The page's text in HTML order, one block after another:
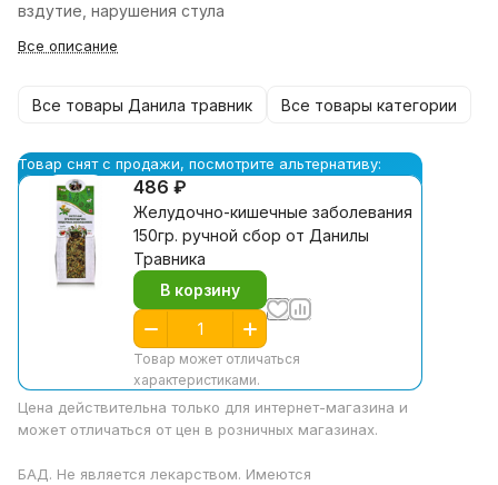
вздутие, нарушения стула
Все описание
Все товары Данила травник Все товары категории
Товар снят с продажи, посмотрите альтернативу:
486 ₽
Желудочно-кишечные заболевания
150гр. ручной сбор от Данилы
Травника
В корзину
Товар может отличаться
характеристиками.
Цена действительна только для интернет-магазина и
может отличаться от цен в розничных магазинах.
БАД. Не является лекарством. Имеются